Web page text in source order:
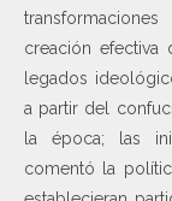
creación efectiva
legados
a partir del
la época; las
comentó la